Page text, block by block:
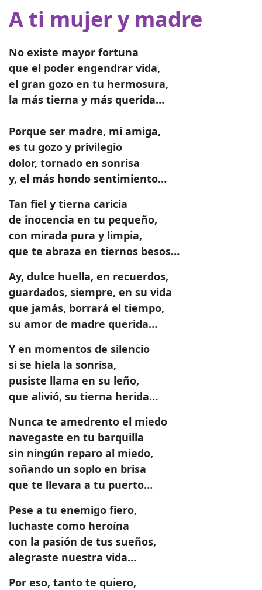
A ti mujer y madre
No existe mayor fortuna
que el poder engendrar vida,
el gran gozo en tu hermosura,
la más tierna y más querida…
Porque ser madre, mi amiga,
es tu gozo y privilegio
dolor, tornado en sonrisa
y, el más hondo sentimiento…
Tan fiel y tierna caricia
de inocencia en tu pequeño,
con mirada pura y limpia,
que te abraza en tiernos besos…
Ay, dulce huella, en recuerdos,
guardados, siempre, en su vida
que jamás, borrará el tiempo,
su amor de madre querida…
Y en momentos de silencio
si se hiela la sonrisa,
pusiste llama en su leño,
que alivió, su tierna herida…
Nunca te amedrento el miedo
navegaste en tu barquilla
sin ningún reparo al miedo,
soñando un soplo en brisa
que te llevara a tu puerto…
Pese a tu enemigo fiero,
luchaste como heroína
con la pasión de tus sueños,
alegraste nuestra vida…
Por eso, tanto te quiero,